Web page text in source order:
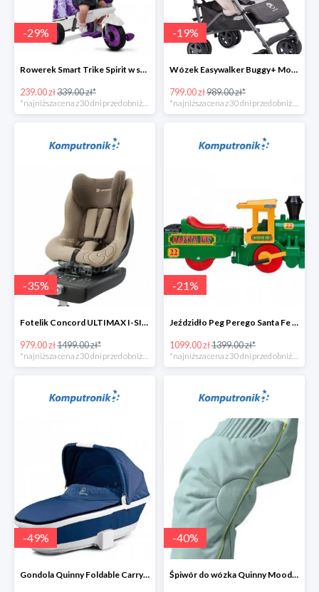
-29%
Rowerek Smart Trike Spirit w super cenie
239.00 zł339.00 zł*
*najniższa cena z 30 dni przed obniżką
-19%
Wózek Easywalker Buggy+ Monaco Apero w super cenie
799.00 zł989.00 zł*
*najniższa cena z 30 dni przed obniżką
-35%
Fotelik Concord ULTIMAX I-SIZE w super cenie
979.00 zł1499.00 zł*
-21%
Jeździdło Peg Perego Santa Fe Train
1099.00 zł1399.00 zł*
-49%
Gondola Quinny Foldable Carrycot Blue Base w super cenie
-40%
Śpiwór do wózka Quinny Moodd Grey Crackle w super cenie